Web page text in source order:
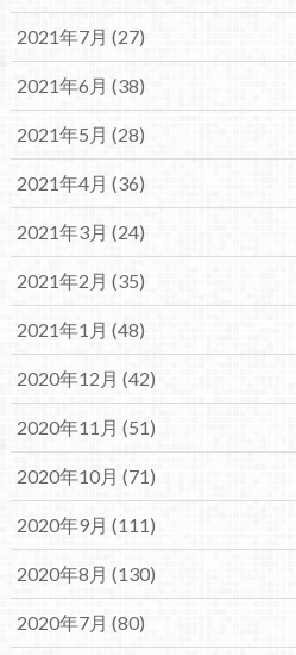
2021年7月 (27)
2021年6月 (38)
2021年5月 (28)
2021年4月 (36)
2021年3月 (24)
2021年2月 (35)
2021年1月 (48)
2020年12月 (42)
2020年11月 (51)
2020年10月 (71)
2020年9月 (111)
2020年8月 (130)
2020年7月 (80)